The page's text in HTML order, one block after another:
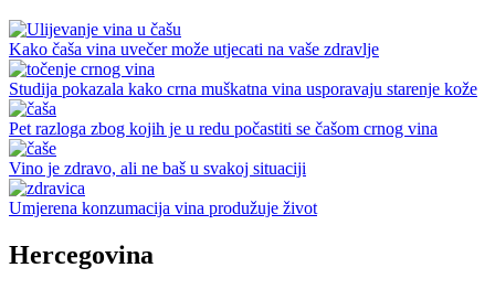
Kako čaša vina uvečer može utjecati na vaše zdravlje
Studija pokazala kako crna muškatna vina usporavaju starenje kože
Pet razloga zbog kojih je u redu počastiti se čašom crnog vina
Vino je zdravo, ali ne baš u svakoj situaciji
Umjerena konzumacija vina produžuje život
Hercegovina